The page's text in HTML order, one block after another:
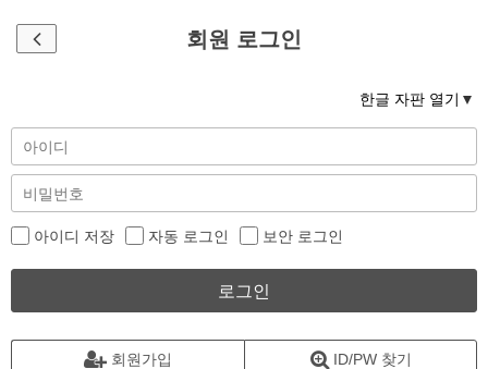
회원 로그인
한글 자판 열기
아이디 저장 자동 로그인 보안 로그인
로그인
회원가입 ID/PW 찾기